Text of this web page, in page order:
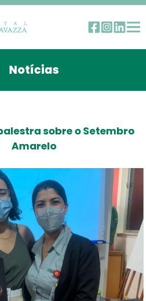
Notícias
sobre o Setembro
Amarelo